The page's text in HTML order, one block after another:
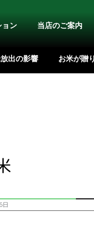
ョン 当店のご案内
出の影響 お米が贈
日